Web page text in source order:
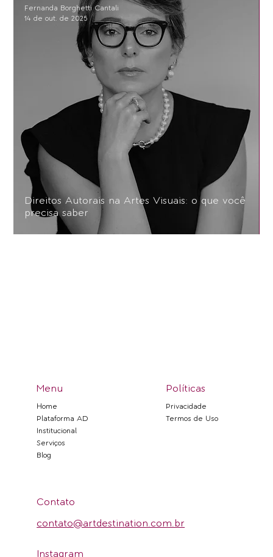
Direitos Autorais na Artes Visuais: o que você
precisa saber
Fernanda Borghetti Cantali
14 de out. de 2025
Menu
Home
Plataforma AD
Institucional
Serviços
Blog
Políticas
Privacidade
Termos de Uso
Contato
contato@artdestination.com.br
Instagram